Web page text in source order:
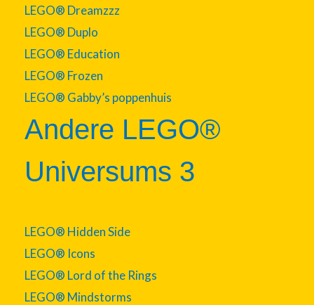
LEGO® Dreamzzz
LEGO® Duplo
LEGO® Education
LEGO® Frozen
LEGO® Gabby’s poppenhuis
Andere LEGO®
Universums 3
LEGO® Hidden Side
LEGO® Icons
LEGO® Lord of the Rings
LEGO® Mindstorms